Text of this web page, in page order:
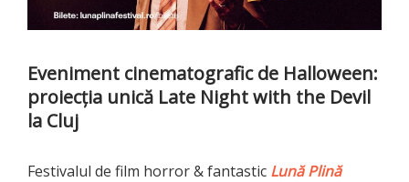
Eveniment cinematografic de Halloween:
proiecția unică Late Night with the Devil
la Cluj
Festivalul de film horror & fantastic Lună Plină